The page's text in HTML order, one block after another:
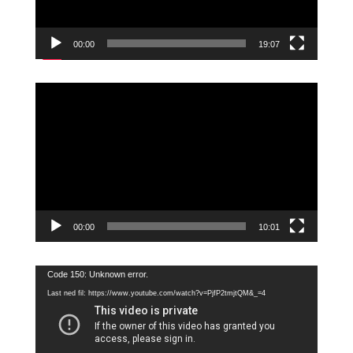
00:00 19:07
00:00 10:01
Videoavspiller
Code 150: Unknown error.
Last ned fil: https://www.youtube.com/watch?v=PjfP2tmjtQM&_=4